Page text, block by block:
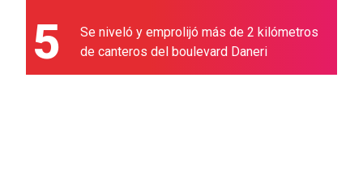
5
Se niveló y emprolijó más de 2 kilómetros
de canteros del boulevard Daneri